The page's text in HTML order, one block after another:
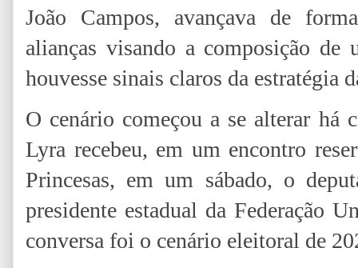
João Campos, avançava de
alianças visando a composição de
houvesse sinais claros da estratégia
O cenário começou a se alterar há
Lyra recebeu, em um encontro
Princesas, em um sábado, o
presidente estadual da Federação
conversa foi o cenário eleitoral de